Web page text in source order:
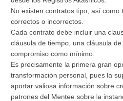
No existen contratos tipo, así como
correctos o incorrectos.
Cada contrato debe incluir una
cláusula de tiempo, una cláusula
compromiso como mínimo.
Es precisamente la primera gran
transformación personal, pues la
aportar valiosa información sobre
patrones del Mentee sobre la